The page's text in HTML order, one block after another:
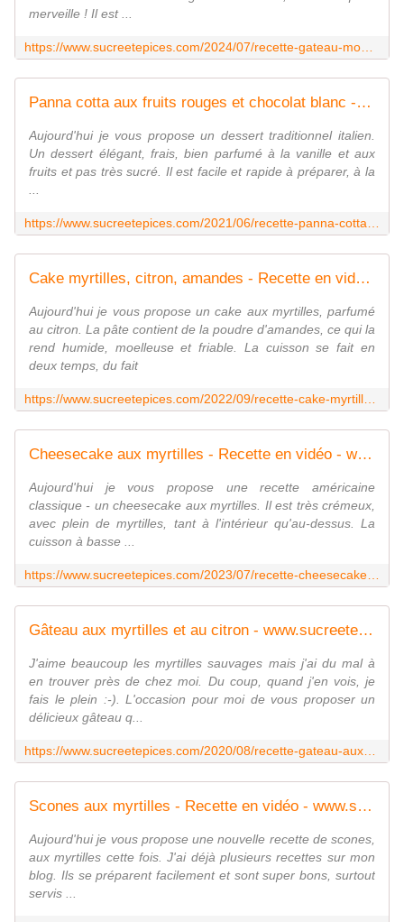
merveille ! Il est ...
Panna cotta aux fruits rouges et chocolat blanc - Recette en vidéo - www.sucreetepices.com
Aujourd'hui je vous propose un dessert traditionnel italien.
Un dessert élégant, frais, bien parfumé à la vanille et aux
fruits et pas très sucré. Il est facile et rapide à préparer, à la
Cake myrtilles, citron, amandes - Recette en vidéo - www.sucreetepices.com
Aujourd'hui je vous propose un cake aux myrtilles, parfumé
au citron. La pâte contient de la poudre d'amandes, ce qui la
rend humide, moelleuse et friable. La cuisson se fait en
deux temps, du fait
Cheesecake aux myrtilles - Recette en vidéo - www.sucreetepices.com
Aujourd'hui je vous propose une recette américaine
classique - un cheesecake aux myrtilles. Il est très crémeux,
avec plein de myrtilles, tant à l'intérieur qu'au-dessus. La
cuisson à basse ...
Gâteau aux myrtilles et au citron - www.sucreetepices.com
J'aime beaucoup les myrtilles sauvages mais j'ai du mal à
en trouver près de chez moi. Du coup, quand j'en vois, je
fais le plein :-). L'occasion pour moi de vous proposer un
délicieux gâteau q...
Scones aux myrtilles - Recette en vidéo - www.sucreetepices.com
Aujourd'hui je vous propose une nouvelle recette de scones,
aux myrtilles cette fois. J'ai déjà plusieurs recettes sur mon
blog. Ils se préparent facilement et sont super bons, surtout
servis ...